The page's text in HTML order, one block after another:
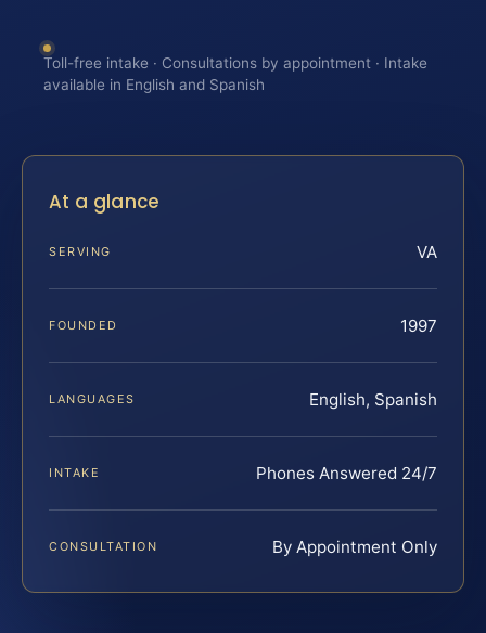
Toll-free intake · Consultations by appointment · Intake
available in English and Spanish
At a glance
SERVING VA
FOUNDED 1997
LANGUAGES English, Spanish
INTAKE Phones Answered 24/7
CONSULTATION By Appointment Only